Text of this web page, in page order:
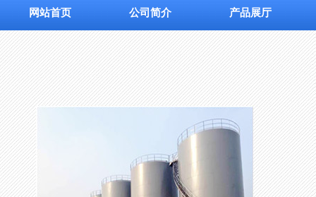
网站首页 公司简介 产品展厅